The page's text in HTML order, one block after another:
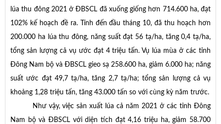
lúa thu đông 2021 ở ĐBSCL đã xuống giống hơn 714.600 ha, đạt
102% kế hoạch đề ra. Tính đến đầu tháng 10, đã thu hoạch hơn
200.000 ha lúa thu đông, năng suất đạt 56 tạ/ha, tăng 0,4 tạ/ha,
tổng sản lượng cả vụ ước đạt 4 triệu tấn. Vụ lúa mùa ở các tỉnh
Đông Nam bộ và ĐBSCL gieo sạ 258.600 ha, giảm 6.000 ha; năng
suất ước đạt 49,7 tạ/ha, tăng 2,7 tạ/ha; tổng sản lượng cả vụ
khoảng 1,28 triệu tấn, tăng 43.000 tấn so với cùng kỳ năm trước.
Như vậy, việc sản xuất lúa cả năm 2021 ở các tỉnh Đông
Nam bộ và ĐBSCL với diện tích đạt 4,16 triệu ha, giảm 58.700